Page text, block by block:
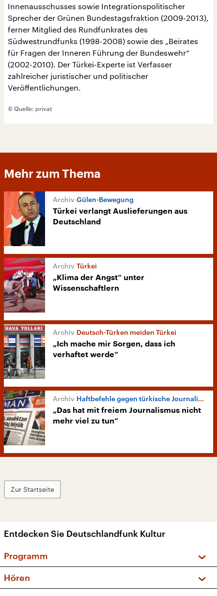
Innenausschusses sowie Integrationspolitischer
Sprecher der Grünen Bundestagsfraktion (2009-2013),
ferner Mitglied des Rundfunkrates des
Südwestrundfunks (1998-2008) sowie des „Beirates
für Fragen der Inneren Führung der Bundeswehr“
(2002-2010). Der Türkei-Experte ist Verfasser
zahlreicher juristischer und politischer
Veröffentlichungen.
© Quelle: privat
Mehr zum Thema
Gülen-Bewegung
Türkei verlangt Auslieferungen aus
Deutschland
Türkei
„Klima der Angst“ unter
Wissenschaftlern
Deutsch-Türken meiden Türkei
„Ich mache mir Sorgen, dass ich
verhaftet werde“
Haftbefehle gegen türkische Journalisten
„Das hat mit freiem Journalismus nicht
mehr viel zu tun“
Zur Startseite
Entdecken Sie Deutschlandfunk Kultur
Programm
Sendungen und Podcasts
Hören